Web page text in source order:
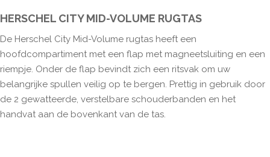
HERSCHEL CITY MID-VOLUME RUGTAS
De Herschel City Mid-Volume rugtas heeft een
hoofdcompartiment met een flap met magneetsluiting en een
riempje. Onder de flap bevindt zich een ritsvak om uw
belangrijke spullen veilig op te bergen. Prettig in gebruik door
de 2 gewatteerde, verstelbare schouderbanden en het
handvat aan de bovenkant van de tas.